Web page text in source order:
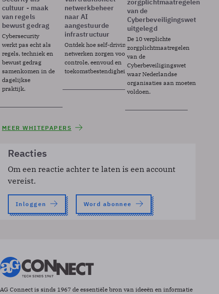
cultuur - maak
van regels
bewust gedrag
Cybersecurity
werkt pas echt als
regels, techniek en
bewust gedrag
samenkomen in de
dagelijkse
praktijk.
netwerkbeheer
naar AI
aangestuurde
infrastructuur
Ontdek hoe self-driving
netwerken zorgen voor
controle, eenvoud en
toekomstbestendigheid.
zorgplichtmaatregelen
van de
Cyberbeveiligingswet
uitgelegd
De 10 verplichte
zorgplichtmaatregelen
van de
Cyberbeveiligingswet
waar Nederlandse
organisaties aan moeten
voldoen.
MEER WHITEPAPERS
Reacties
Om een reactie achter te laten is een account
vereist.
Inloggen Word abonnee
AG Connect is sinds 1967 de essentiële bron van ideeën en informatie